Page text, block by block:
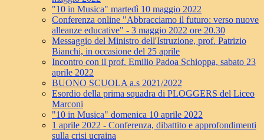
"10 in Musica" martedì 10 maggio 2022
Conferenza online "Abbracciamo il futuro: verso nuove
alleanze educative" - 3 maggio 2022 ore 20.30
Messaggio del Ministro dell'Istruzione, prof. Patrizio
Bianchi, in occasione del 25 aprile
Incontro con il prof. Emilio Padoa Schioppa, sabato 23
aprile 2022
BUONO SCUOLA a.s 2021/2022
Esordio della prima squadra di PLOGGERS del Liceo
Marconi
"10 in Musica" domenica 10 aprile 2022
1 aprile 2022 - Conferenza, dibattito e approfondimenti
sulla crisi ucraina